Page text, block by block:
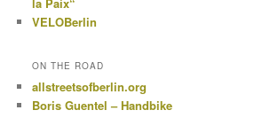
VELOBerlin
ON THE ROAD
allstreetsofberlin.org
Boris Guentel – Handbike